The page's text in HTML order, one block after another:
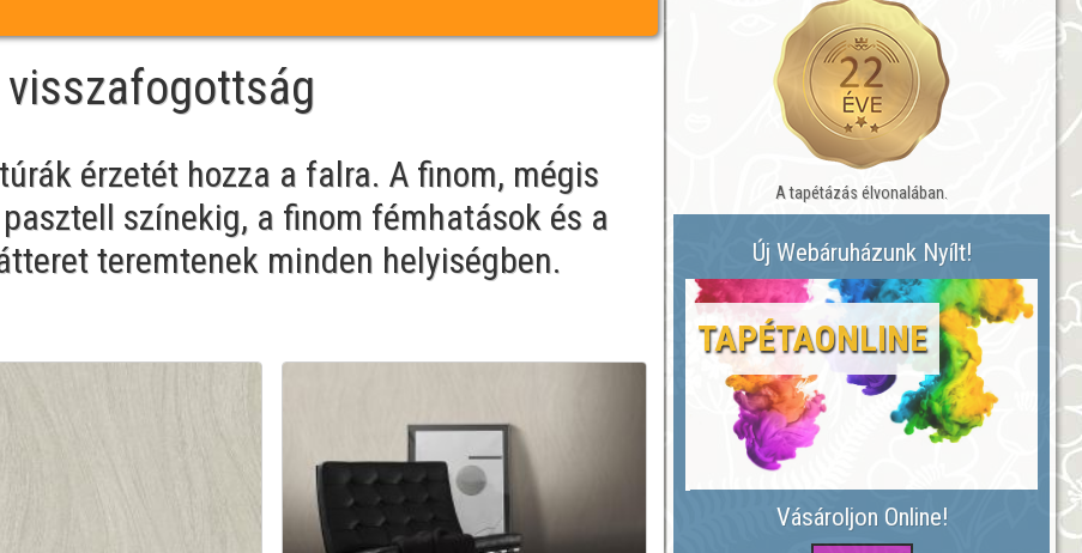
visszafogottság
érzetét hozza a falra. A finom, mégis
színekig, a finom fémhatások és a
teremtenek minden helyiségben.
A tapétázás élvonalában.
Új Webáruházunk Nyílt!
TAPÉTAONLINE
Vásároljon Online!